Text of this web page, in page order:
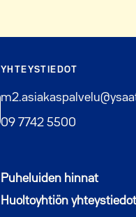
YHTEYSTIEDOT
09 7742 5500
Puheluiden hinnat
Huoltoyhtiön yhteystiedot